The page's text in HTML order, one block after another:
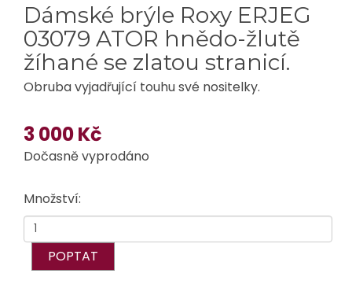
Dámské brýle Roxy ERJEG
03079 ATOR hnědo-žlutě
žíhané se zlatou stranicí.
Obruba vyjadřující touhu své nositelky.
3 000 Kč
Dočasně vyprodáno
Množství:
POPTAT